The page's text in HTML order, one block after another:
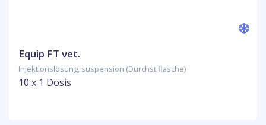
Equip FT vet.
Injektionslösung, suspension (Durchst.flasche)
10 x 1 Dosis